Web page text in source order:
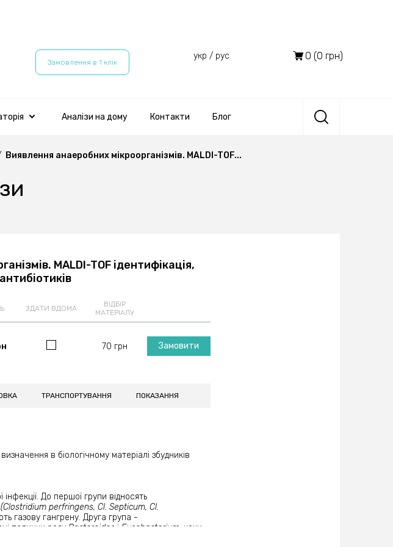
Замовлення в 1 клік
укр / рус 0 (0 грн)
Аналізи на дому Контакти Блог
Виявлення анаеробних мікроорганізмів. MALDI-TOF...
MALDI-TOF ідентифікація,
ЗДАТИ ВДОМА
ВІДБІР
МАТЕРІАЛУ
70 грн Замовити
ТРАНСПОРТУВАННЯ ПОКАЗАННЯ
в біологічному матеріалі збудників
інфекції. До першої групи відносять
(Clostridium perfringens, Cl. Septicum, Cl.
газову гангрену. Друга група -
палички роду Bacteroides і Fusobacterium, коки